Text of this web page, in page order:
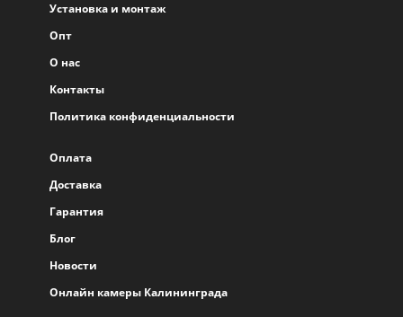
Установка и монтаж
Опт
О нас
Контакты
Политика конфиденциальности
Оплата
Доставка
Гарантия
Блог
Новости
Онлайн камеры Калининграда